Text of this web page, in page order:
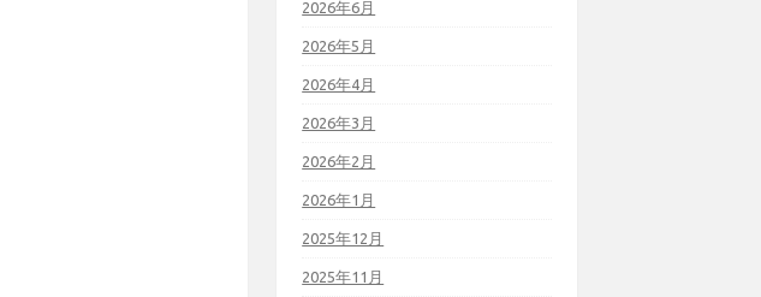
2026年6月
2026年5月
2026年4月
2026年3月
2026年2月
2026年1月
2025年12月
2025年11月